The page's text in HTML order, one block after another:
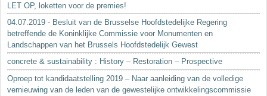
LET OP, loketten voor de premies!
04.07.2019 - Besluit van de Brusselse Hoofdstedelijke Regering
betreffende de Koninklijke Commissie voor Monumenten en
Landschappen van het Brussels Hoofdstedelijk Gewest
concrete & sustainability : History – Restoration – Prospective
Oproep tot kandidaatstelling 2019 – Naar aanleiding van de volledige
vernieuwing van de leden van de gewestelijke ontwikkelingscommissie